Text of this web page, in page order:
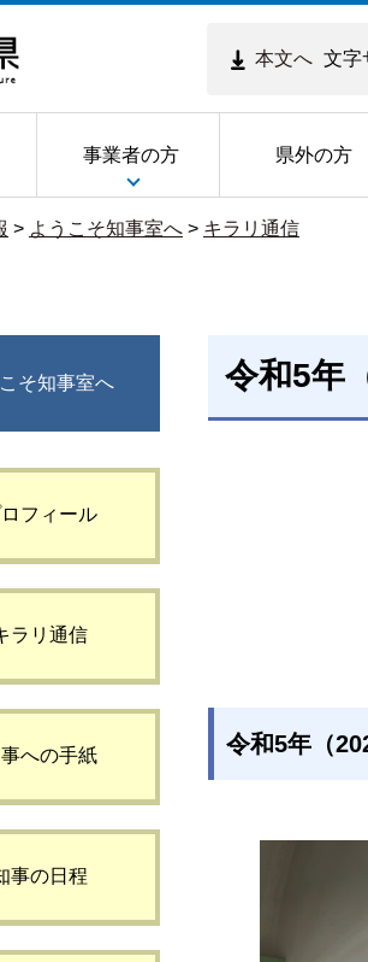
本文へ 文字
事業者の方 県外の方
> ようこそ知事室へ > キラリ通信
そ知事室へ
フィール
ラリ通信
への手紙
事の日程
令和5年
令和5年（